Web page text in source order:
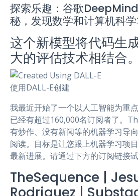
r
e
e
b
o
k
t
t
e
i
l
e
g
r
m
t
s
A
p
探索乐趣：谷歌
秘，发现数学和计算机科
这个新模型将代码生
大的评估技术相结合。
使用DALL-E创建
我最近开始了一个以人工智能为重
已经有超过160,000名订阅者了。
有炒作、没有新闻等的机器学习导
阅读。目标是让您跟上机器学习项
最新进展。请通过下方的订阅链接试
TheSequence |